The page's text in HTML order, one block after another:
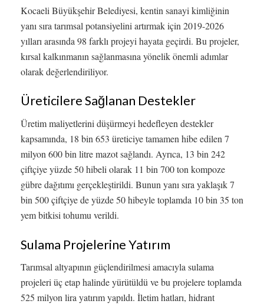
Kocaeli Büyükşehir Belediyesi, kentin sanayi kimliğinin
yanı sıra tarımsal potansiyelini artırmak için 2019-2026
yılları arasında 98 farklı projeyi hayata geçirdi. Bu projeler,
kırsal kalkınmanın sağlanmasına yönelik önemli adımlar
olarak değerlendiriliyor.
Üreticilere Sağlanan Destekler
Üretim maliyetlerini düşürmeyi hedefleyen destekler
kapsamında, 18 bin 653 üreticiye tamamen hibe edilen 7
milyon 600 bin litre mazot sağlandı. Ayrıca, 13 bin 242
çiftçiye yüzde 50 hibeli olarak 11 bin 700 ton kompoze
gübre dağıtımı gerçekleştirildi. Bunun yanı sıra yaklaşık 7
bin 500 çiftçiye de yüzde 50 hibeyle toplamda 10 bin 35 ton
yem bitkisi tohumu verildi.
Sulama Projelerine Yatırım
Tarımsal altyapının güçlendirilmesi amacıyla sulama
projeleri üç etap halinde yürütüldü ve bu projelere toplamda
525 milyon lira yatırım yapıldı. İletim hatları, hidrant